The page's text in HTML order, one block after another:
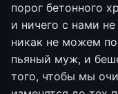
порог бетонного
и ничего с нами
никак не можем
пьяный муж, и
того, чтобы мы